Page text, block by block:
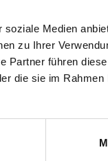
Medien
zu Ihrer
Partner führen
die sie im Rahmen